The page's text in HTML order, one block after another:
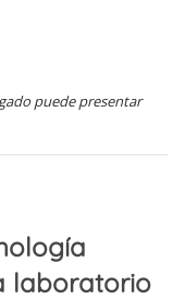
puede presentar
laboratorio